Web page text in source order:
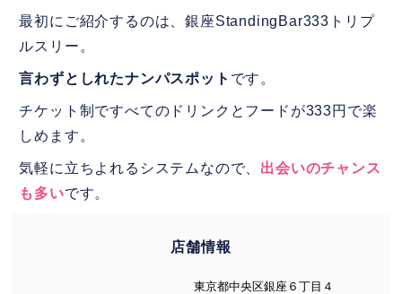
最初にご紹介するのは、銀座StandingBar333トリプ
ルスリー。
言わずとしれたナンパスポット です。
チケット制ですべてのドリンクとフードが333円で楽
しめます。
気軽に立ちよれるシステムなので、 出会いのチャンス
も多いです。
店舗情報
東京都中央区銀座６丁目４